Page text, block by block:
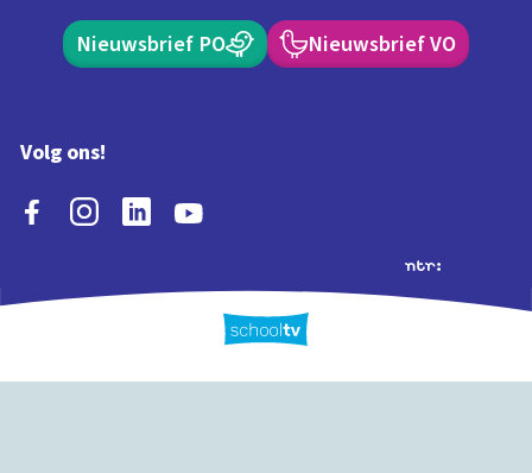
Nieuwsbrief PO Nieuwsbrief VO
Volg ons!